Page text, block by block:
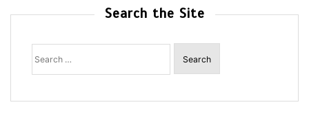
Search the Site
Search
for: